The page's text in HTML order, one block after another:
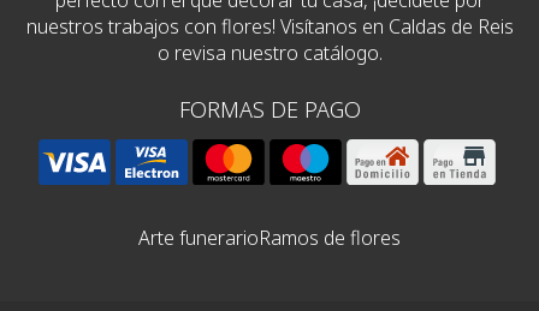
nuestros trabajos con flores! Visítanos en Caldas de Reis
o revisa nuestro catálogo.
FORMAS DE PAGO
Arte funerarioRamos de flores